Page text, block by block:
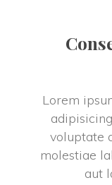
Lorem
voluptate
molestiae
aut